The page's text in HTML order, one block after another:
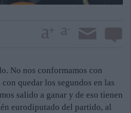
No nos conformamos con
quedar los segundos en las
salido a ganar y de eso tienen
eurodiputado del partido, al